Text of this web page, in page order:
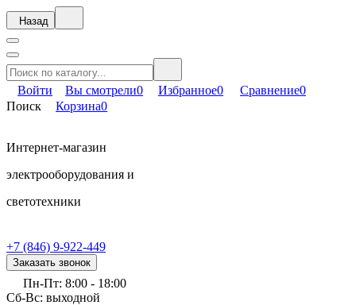
Назад
Войти Вы смотрели0 Избранное0 Сравнение0
Поиск
Корзина0
Интернет-магазин
электрооборудования и
светотехники
+7 (846) 9-922-449
Заказать звонок
Пн-Пт: 8:00 - 18:00
Сб-Вс: выходной